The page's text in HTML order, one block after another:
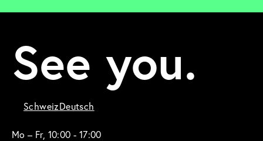
See you.
SchweizDeutsch
Mo – Fr, 10:00 - 17:00